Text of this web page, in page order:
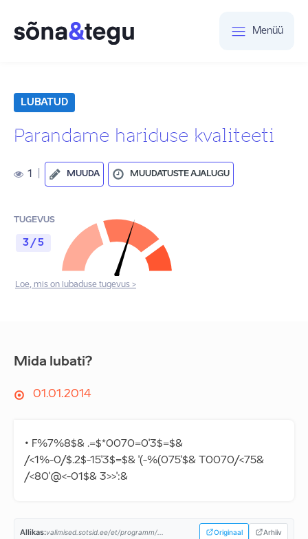
Menüü
LUBATUD
Parandame hariduse kvaliteeti
1 MUUDA MUUDATUSTE AJALUGU
TUGEVUS
3 / 5
Loe, mis on lubaduse tugevus >
Mida lubati?
01.01.2014
• F%7%8$& .=$*0070=0'3$=$&
/<1%-0/$.2$-15'3$=$& '(-%(075'$& T0070/<75&
/<80'@<-01$& 3>>':&
Allikas:valimised.sotsid.ee/et/programm/... Originaal Arhiiv